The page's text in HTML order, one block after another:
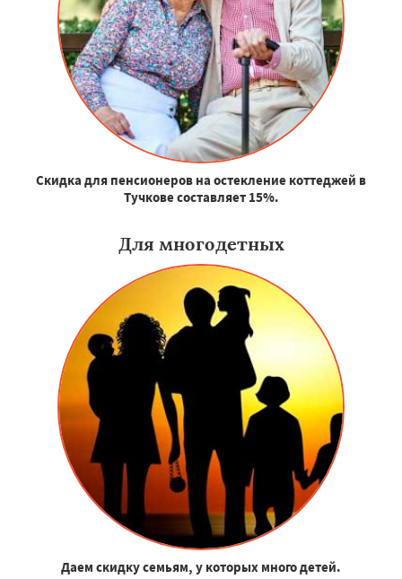
Скидка для пенсионеров на остекление коттеджей в
Тучкове составляет 15%.
Для многодетных
Даем скидку семьям, у которых много детей.